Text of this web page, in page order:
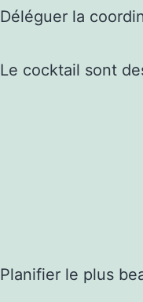
Déléguer la
Le cocktail sont
Planifier le plus